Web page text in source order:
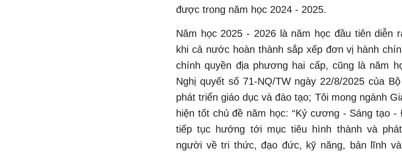
được trong năm học 2024 - 2025.
Năm học 2025 - 2026 là năm học đầu tiên diễn
khi cả nước hoàn thành sắp xếp đơn vị hành
chính quyền địa phương hai cấp, cũng là năm
Nghị quyết số 71-NQ/TW ngày 22/8/2025 của
phát triển giáo dục và đào tạo; Tôi mong ngành
hiện tốt chủ đề năm học: “Kỷ cương - Sáng tạo
tiếp tục hướng tới mục tiêu hình thành và
người về tri thức, đạo đức, kỹ năng, bản lĩnh